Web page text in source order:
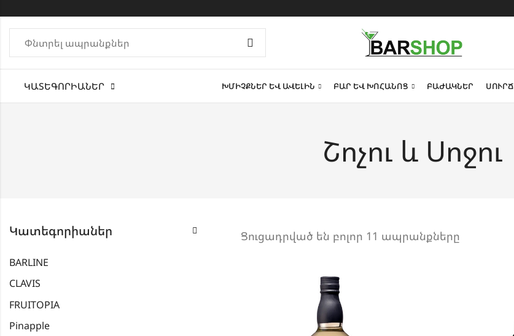
ԿԱՏԵԳՈՐԻԱՆԵՐ ԽՄԻՉՔՆԵՐ ԵՎ ԱՎԵԼԻՆ ԲԱՐ ԵՎ ԽՈՀԱՆՈՑ ԲԱԺԱԿՆԵՐ ՍՈՒՐՃ
Շոչու և Սոջու
Ցուցադրված են բոլոր 11 ապրանքները
Կատեգորիաներ
BARLINE
CLAVIS
FRUITOPIA
Pinapple